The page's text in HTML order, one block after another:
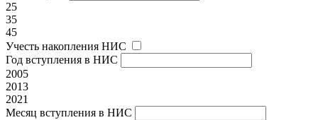
25
35
45
Учесть накопления НИС
Год вступления в НИС
2005
2013
2021
Месяц вступления в НИС